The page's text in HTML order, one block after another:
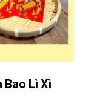
Bao Lì Xì